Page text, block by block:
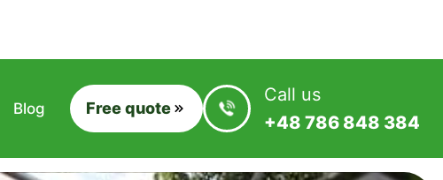
Blog Free quote
Call us
+48 786 848 384